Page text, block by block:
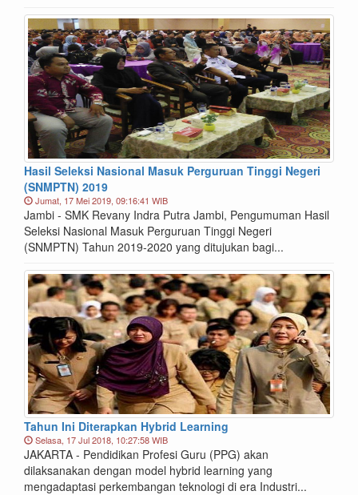
Hasil Seleksi Nasional Masuk Perguruan Tinggi Negeri
(SNMPTN) 2019
Jumat, 17 Mei 2019, 09:16:41 WIB
Jambi - SMK Revany Indra Putra Jambi, Pengumuman Hasil
Seleksi Nasional Masuk Perguruan Tinggi Negeri
(SNMPTN) Tahun 2019-2020 yang ditujukan bagi...
Tahun Ini Diterapkan Hybrid Learning
Selasa, 17 Jul 2018, 10:27:58 WIB
JAKARTA - Pendidikan Profesi Guru (PPG) akan
dilaksanakan dengan model hybrid learning yang
mengadaptasi perkembangan teknologi di era Industri...